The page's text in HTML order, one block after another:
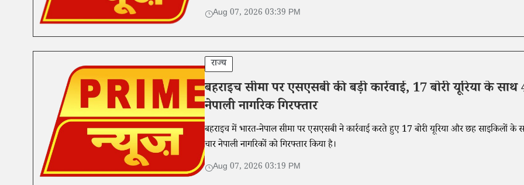
Aug 07, 2026 03:39 PM
राज्य
बहराइच सीमा पर एसएसबी की बड़ी कार्रवाई, 17 बोरी यूरिया के साथ
नेपाली नागरिक गिरफ्तार
बहराइच में भारत-नेपाल सीमा पर एसएसबी ने कार्रवाई करते हुए 17 बोरी यूरिया और छह साइकिलों के
चार नेपाली नागरिकों को गिरफ्तार किया है।
Aug 07, 2026 03:19 PM